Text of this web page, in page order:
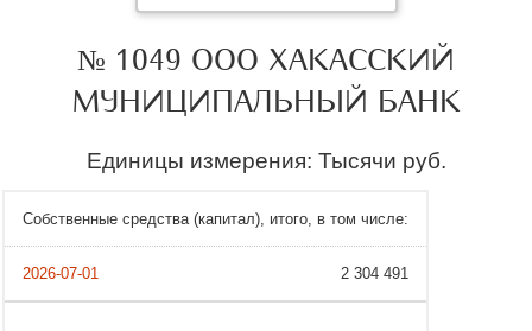
№ 1049 ООО ХАКАССКИЙ
МУНИЦИПАЛЬНЫЙ БАНК
Единицы измерения: Тысячи руб.
Собственные средства (капитал), итого, в том числе:
2 304 491